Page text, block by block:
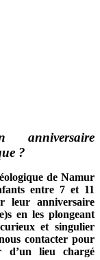
anniversaire
?
de Namur
entre 7 et 11
leur anniversaire
en les plongeant
et singulier
contacter pour
d’un lieu chargé